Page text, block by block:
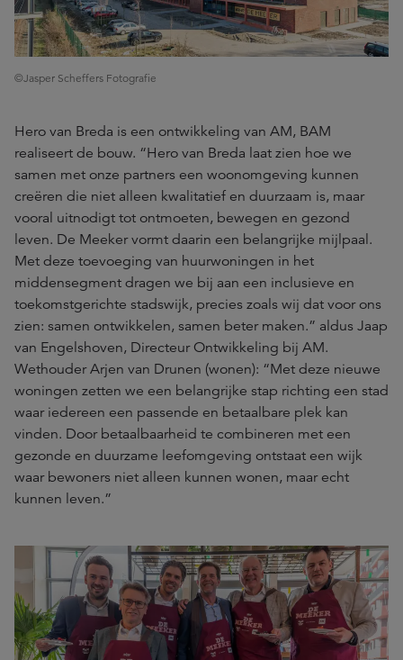
©Jasper Scheffers Fotografie
Hero van Breda is een ontwikkeling van AM, BAM
realiseert de bouw. “Hero van Breda laat zien hoe we
samen met onze partners een woonomgeving kunnen
creëren die niet alleen kwalitatief en duurzaam is, maar
vooral uitnodigt tot ontmoeten, bewegen en gezond
leven. De Meeker vormt daarin een belangrijke mijlpaal.
Met deze toevoeging van huurwoningen in het
middensegment dragen we bij aan een inclusieve en
toekomstgerichte stadswijk, precies zoals wij dat voor ons
zien: samen ontwikkelen, samen beter maken.” aldus Jaap
van Engelshoven, Directeur Ontwikkeling bij AM.
Wethouder Arjen van Drunen (wonen): “Met deze nieuwe
woningen zetten we een belangrijke stap richting een stad
waar iedereen een passende en betaalbare plek kan
vinden. Door betaalbaarheid te combineren met een
gezonde en duurzame leefomgeving ontstaat een wijk
waar bewoners niet alleen kunnen wonen, maar echt
kunnen leven.”